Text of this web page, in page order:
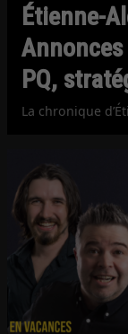
Étienne-
PQ,
La chronique